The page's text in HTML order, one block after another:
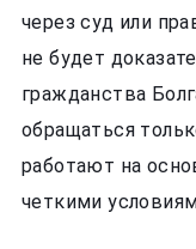
через суд или
не будет
гражданства
обращаться
работают на
четкими